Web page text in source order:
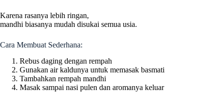
Karena rasanya lebih ringan,
mandhi biasanya mudah disukai semua usia.
Cara Membuat Sederhana:
Rebus daging dengan rempah
Gunakan air kaldunya untuk memasak basmati
Tambahkan rempah mandhi
Masak sampai nasi pulen dan aromanya keluar